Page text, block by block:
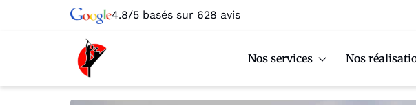
4.8/5 basés sur 628 avis
Nos services Nos